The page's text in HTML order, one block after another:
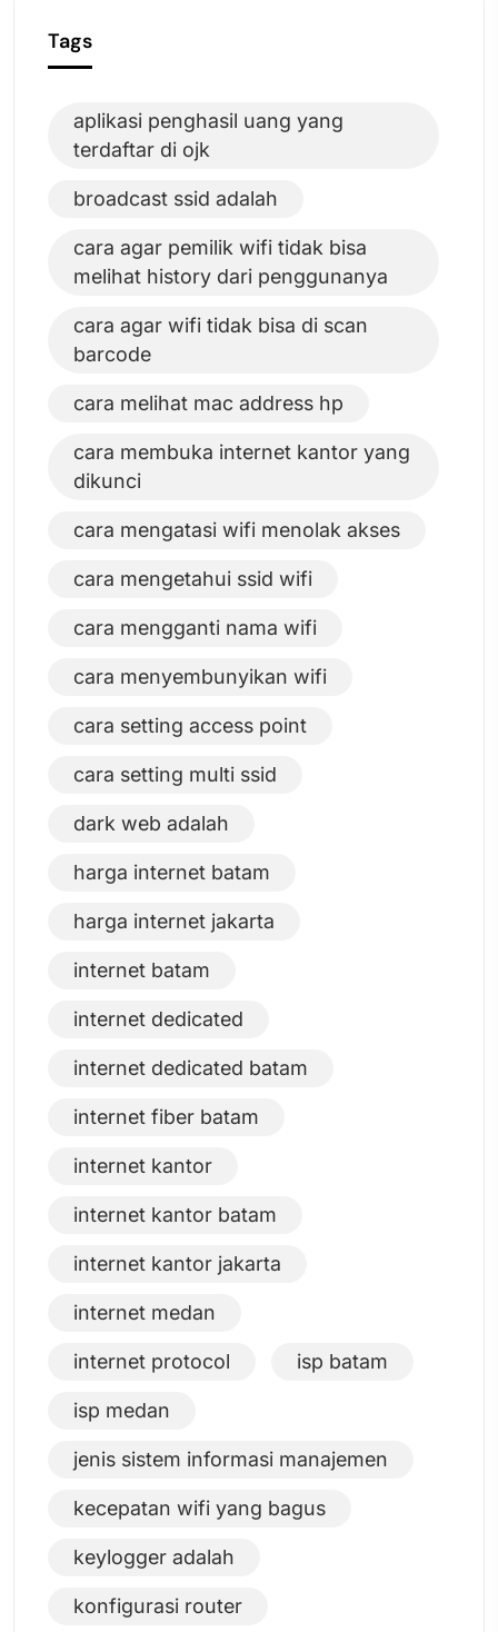
Tags
aplikasi penghasil uang yang
terdaftar di ojk
broadcast ssid adalah
cara agar pemilik wifi tidak bisa
melihat history dari penggunanya
cara agar wifi tidak bisa di scan
barcode
cara melihat mac address hp
cara membuka internet kantor yang
dikunci
cara mengatasi wifi menolak akses
cara mengetahui ssid wifi
cara mengganti nama wifi
cara menyembunyikan wifi
cara setting access point
cara setting multi ssid
dark web adalah
harga internet batam
harga internet jakarta
internet batam
internet dedicated
internet dedicated batam
internet fiber batam
internet kantor
internet kantor batam
internet kantor jakarta
internet medan
internet protocol isp batam
isp medan
jenis sistem informasi manajemen
kecepatan wifi yang bagus
keylogger adalah
konfigurasi router